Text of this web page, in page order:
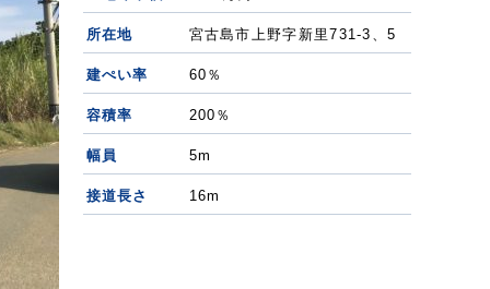
所在地 宮古島市上野字新里731-3、5
建ぺい率 60％
容積率 200％
幅員 5m
接道長さ 16m